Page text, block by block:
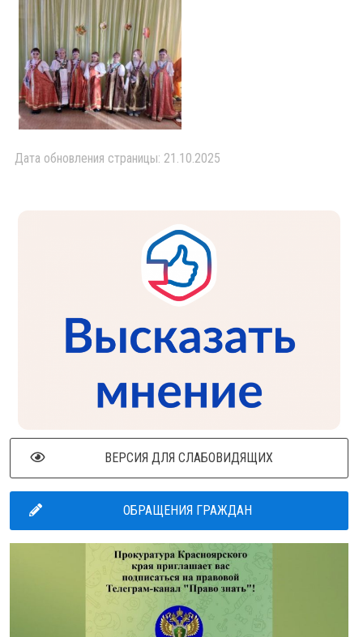
Дата обновления страницы: 21.10.2025
ВЕРСИЯ ДЛЯ СЛАБОВИДЯЩИХ
ОБРАЩЕНИЯ ГРАЖДАН